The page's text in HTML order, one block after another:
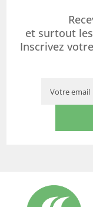
et surtout
Inscrivez